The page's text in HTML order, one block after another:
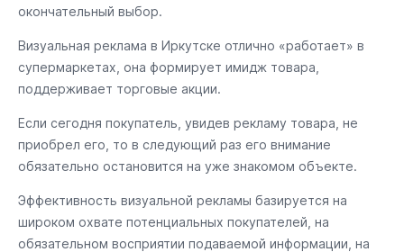
окончательный выбор.
Визуальная реклама в Иркутске отлично «работает» в
супермаркетах, она формирует имидж товара,
поддерживает торговые акции.
Если сегодня покупатель, увидев рекламу товара, не
приобрел его, то в следующий раз его внимание
обязательно остановится на уже знакомом объекте.
Эффективность визуальной рекламы базируется на
широком охвате потенциальных покупателей, на
обязательном восприятии подаваемой информации, на